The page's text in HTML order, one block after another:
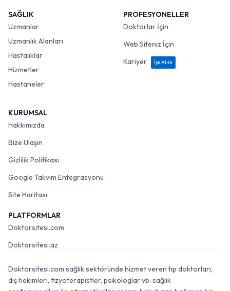
SAĞLIK
Uzmanlar
Uzmanlık Alanları
Hastalıklar
Hizmetler
Hastaneler
PROFESYONELLER
Doktorlar İçin
Web Siteniz İçin
Kariyer
İşe Alım
KURUMSAL
Hakkımızda
Bize Ulaşın
Gizlilik Politikası
Google Takvim Entegrasyonu
Site Haritası
PLATFORMLAR
Doktorsitesi.com
Doktorsitesi.az
Doktorsitesi.com sağlık sektöründe hizmet veren tıp doktorları,
diş hekimleri, fizyoterapistler, psikologlar vb. sağlık